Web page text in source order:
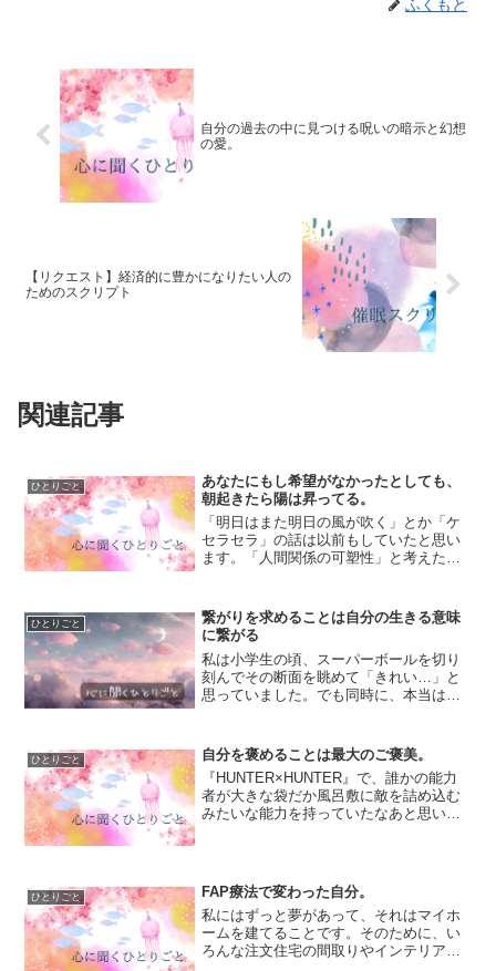
ふくもと
自分の過去の中に見つける呪いの暗示と幻想
の愛。
【リクエスト】経済的に豊かになりたい人の
ためのスクリプト
関連記事
ひとりごと
あなたにもし希望がなかったとしても、
朝起きたら陽は昇ってる。
「明日はまた明日の風が吹く」とか「ケ
セラセラ」の話は以前もしていたと思い
ます。「人間関係の可塑性」と考えた時
わりだ…」と絶望的な気分になっていま
したが、人間関係って一回...
ひとりごと
繋がりを求めることは自分の生きる意味
に繋がる
私は小学生の頃、スーパーボールを切り
刻んでその断面を眺めて「きれい…」と
思っていました。でも同時に、本当は切
いをして、１Lのペットボトルにそのスー
パーボールをコレクショ...
ひとりごと
自分を褒めることは最大のご褒美。
『HUNTER×HUNTER』で、誰かの能力
者が大きな袋だか風呂敷に敵を詰め込む
みたいな能力を持っていたなあと思い出
な大きな風呂...
ひとりごと
FAP療法で変わった自分。
私にはずっと夢があって、それはマイホ
ームを建てることです。そのために、い
ろんな注文住宅の間取りやインテリアを